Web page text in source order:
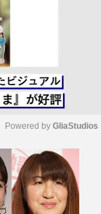
M
t
e
Powered by GliaStudios